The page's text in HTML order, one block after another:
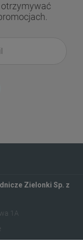
otrzymywać
Zielonki Sp. z
1A